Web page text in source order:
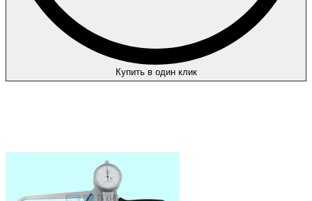
Купить в один клик